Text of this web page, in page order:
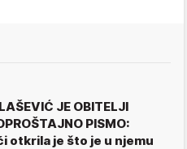
JE OBITELJI
PISMO:
otkrila je što je u njemu